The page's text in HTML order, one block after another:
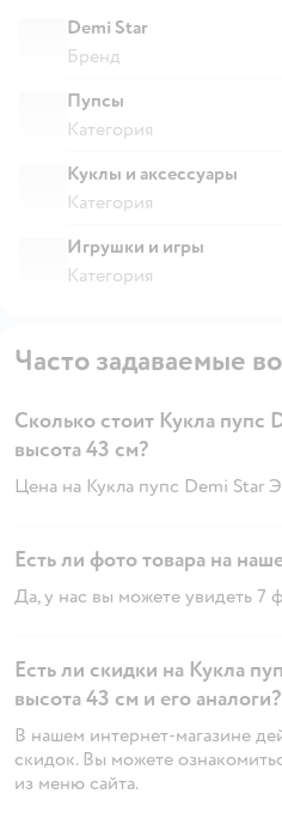
Demi Star
Бренд
Пупсы
Категория
Куклы и аксессуары
Категория
Игрушки и игры
Категория
Часто задаваемые
Сколько стоит Кукла пупс
высота 43 см?
Цена на Кукла пупс Demi Star
Есть ли фото товара на
Да, у нас вы можете увидеть 7
Есть ли скидки на Кукла
высота 43 см и его аналоги?
В нашем интернет-магазине
скидок. Вы можете
из меню сайта.